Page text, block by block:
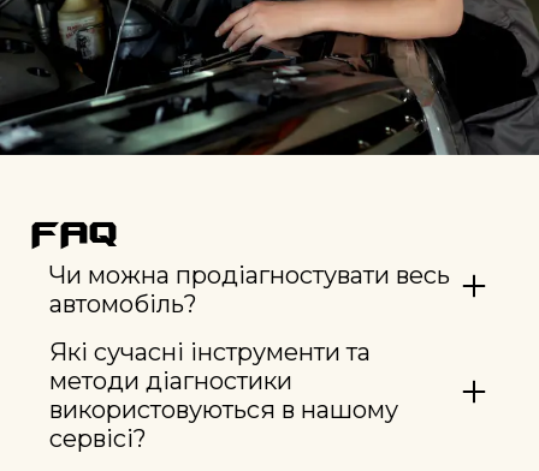
FAQ
Чи можна продіагностувати весь
автомобіль?
Які сучасні інструменти та
методи діагностики
використовуються в нашому
сервісі?